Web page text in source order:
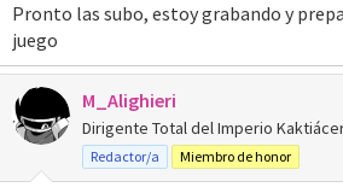
s
:
Pronto las subo, estoy grabando y
juego
M_Alighieri
Dirigente Total del Imperio
Redactor/a
Miembro de honor